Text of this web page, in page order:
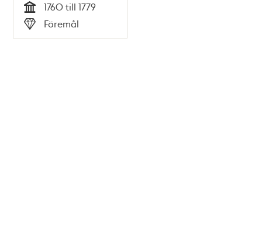
Tid
1760 till 1779
Typ
Föremål